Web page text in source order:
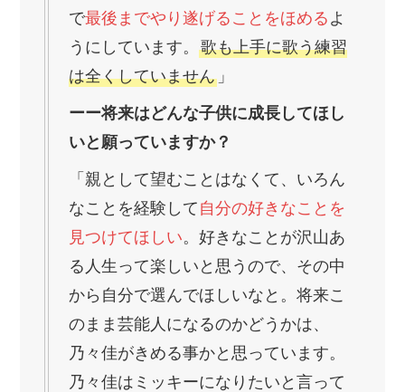
で最後までやり遂げることをほめる よ
うにしています。歌も上手に歌う練習
は全くしていません 」
ーー将来はどんな子供に成長してほし
いと願っていますか？
「親として望むことはなくて、いろん
なことを経験して 自分の好きなことを
見つけてほしい。好きなことが沢山あ
る人生って楽しいと思うので、その中
から自分で選んでほしいなと。将来こ
のまま芸能人になるのかどうかは、
乃々佳がきめる事かと思っています。
乃々佳はミッキーになりたいと言って